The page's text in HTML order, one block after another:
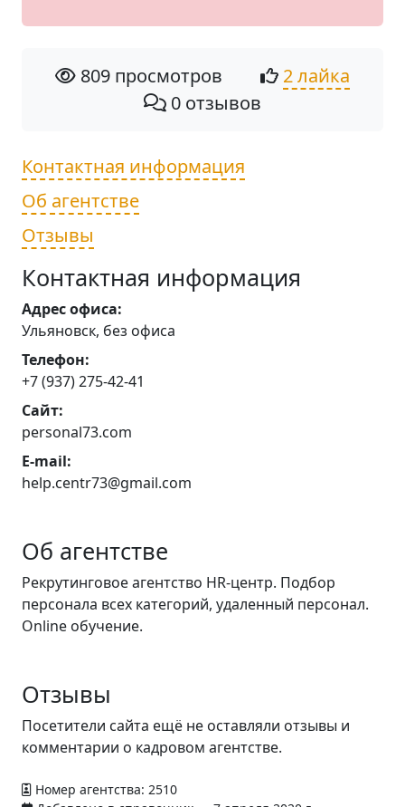
809 просмотров
2 лайка
0 отзывов
Контактная информация
Об агентстве
Отзывы
Контактная информация
Адрес офиса:
Ульяновск, без офиса
Телефон:
+7 (937) 275-42-41
Сайт:
personal73.com
E-mail:
help.centr73@gmail.com
Об агентстве
Рекрутинговое агентство HR-центр. Подбор
персонала всех категорий, удаленный персонал.
Online обучение.
Отзывы
Посетители сайта ещё не оставляли отзывы и
комментарии о кадровом агентстве.
Номер агентства: 2510